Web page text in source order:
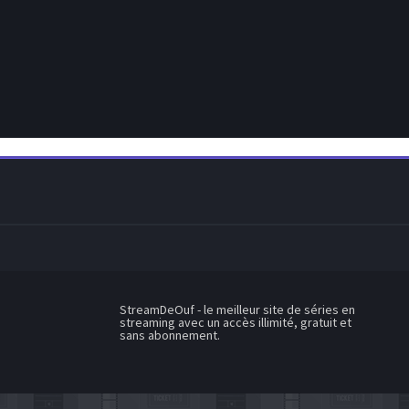
StreamDeOuf - le meilleur site de séries en
streaming avec un accès illimité, gratuit et
sans abonnement.